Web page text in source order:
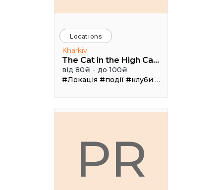
Locations
Kharkiv
The Cat in the High Castle
від 80₴ - до 100₴
#Локація #події #клуби #Зал
PR